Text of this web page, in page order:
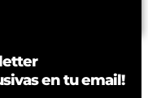
en tu email!